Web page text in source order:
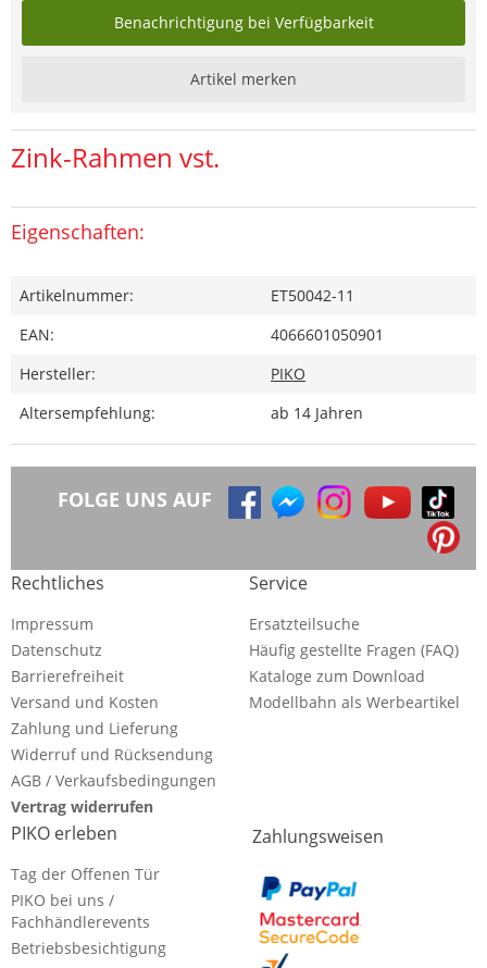
Benachrichtigung bei Verfügbarkeit
Artikel merken
Zink-Rahmen vst.
Eigenschaften:
Artikelnummer:
ET50042-11
EAN:
4066601050901
Hersteller:
PIKO
Altersempfehlung:
ab 14 Jahren
FOLGE UNS AUF
Rechtliches
Impressum
Datenschutz
Barrierefreiheit
Versand und Kosten
Zahlung und Lieferung
Widerruf und Rücksendung
AGB / Verkaufsbedingungen
Vertrag widerrufen
Service
Ersatzteilsuche
Häufig gestellte Fragen (FAQ)
Kataloge zum Download
Modellbahn als Werbeartikel
PIKO erleben
Tag der Offenen Tür
PIKO bei uns /
Fachhändlerevents
Betriebsbesichtigung
Zahlungsweisen